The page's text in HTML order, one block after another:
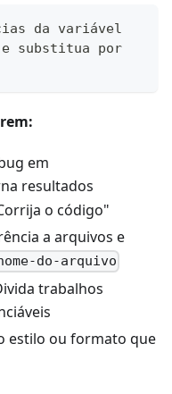
da variável
e substitua por
em
resultados
o código"
a arquivos e
do-arquivo
trabalhos
estilo ou formato que